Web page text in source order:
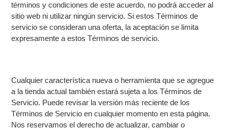
términos y condiciones de este acuerdo, no podrá acceder al
sitio web ni utilizar ningún servicio. Si estos Términos de
servicio se consideran una oferta, la aceptación se limita
expresamente a estos Términos de servicio.
Cualquier característica nueva o herramienta que se agregue
a la tienda actual también estará sujeta a los Términos de
Servicio. Puede revisar la versión más reciente de los
Términos de Servicio en cualquier momento en esta página.
Nos reservamos el derecho de actualizar, cambiar o